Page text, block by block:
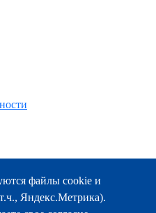
51
файлы cookie и
Яндекс.Метрика).